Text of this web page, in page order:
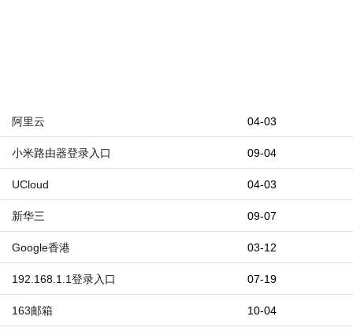
04-03
阿里云
09-04
小米路由器登录入口
04-03
UCloud
09-07
新华三
03-12
Google香港
07-19
192.168.1.1登录入口
10-04
163邮箱